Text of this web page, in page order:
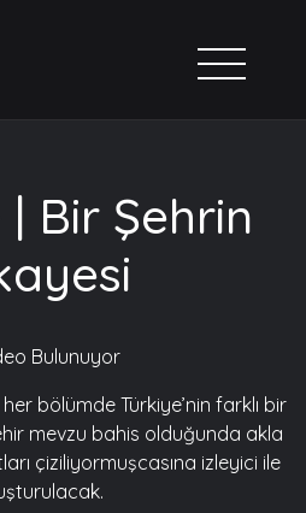
Bir Şehrin
Bulunuyor
bölümde Türkiye’nin farklı bir
mevzu bahis olduğunda akla
çiziliyormuşcasına izleyici ile